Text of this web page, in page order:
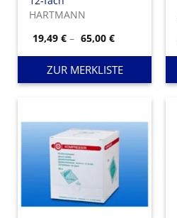
HARTMANN
19,49€ – 65,00€Preisspanne:
bis
65,00 €
ZUR MERKLISTE